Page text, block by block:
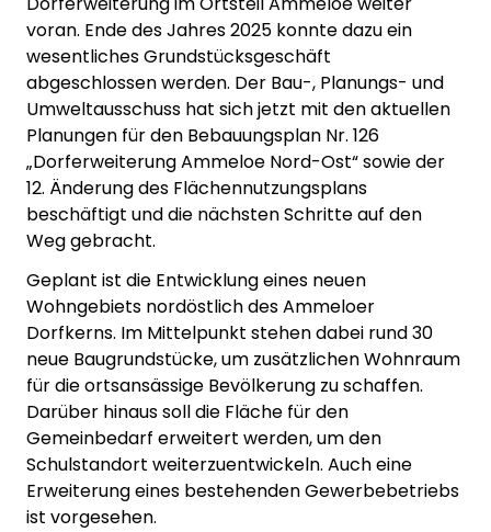
voran. Ende des Jahres 2025 konnte dazu ein
wesentliches Grundstücksgeschäft
abgeschlossen werden. Der Bau-, Planungs- und
Umweltausschuss hat sich jetzt mit den aktuellen
Planungen für den Bebauungsplan Nr. 126
„Dorferweiterung Ammeloe Nord-Ost“ sowie der
12. Änderung des Flächennutzungsplans
beschäftigt und die nächsten Schritte auf den
Weg gebracht.
Geplant ist die Entwicklung eines neuen
Wohngebiets nordöstlich des Ammeloer
Dorfkerns. Im Mittelpunkt stehen dabei rund 30
neue Baugrundstücke, um zusätzlichen Wohnraum
für die ortsansässige Bevölkerung zu schaffen.
Darüber hinaus soll die Fläche für den
Gemeinbedarf erweitert werden, um den
Schulstandort weiterzuentwickeln. Auch eine
Erweiterung eines bestehenden Gewerbebetriebs
ist vorgesehen.